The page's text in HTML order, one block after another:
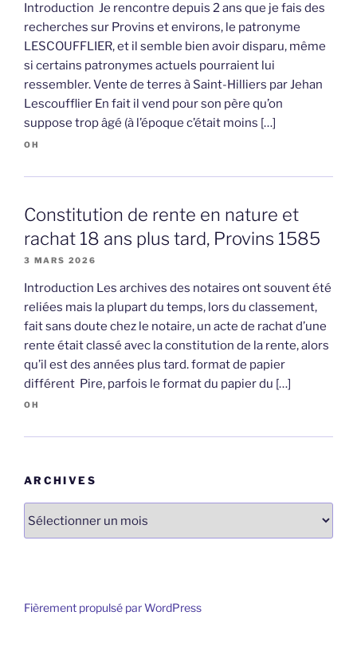
Introduction Je rencontre depuis 2 ans que je fais des
recherches sur Provins et environs, le patronyme
LESCOUFFLIER, et il semble bien avoir disparu, même
si certains patronymes actuels pourraient lui
ressembler. Vente de terres à Saint-Hilliers par Jehan
Lescoufflier En fait il vend pour son père qu’on
suppose trop âgé (à l’époque c’était moins […]
OH
Constitution de rente en nature et
rachat 18 ans plus tard, Provins 1585
3 MARS 2026
Introduction Les archives des notaires ont souvent été
reliées mais la plupart du temps, lors du classement,
fait sans doute chez le notaire, un acte de rachat d’une
rente était classé avec la constitution de la rente, alors
qu’il est des années plus tard. format de papier
différent Pire, parfois le format du papier du […]
OH
ARCHIVES
Fièrement propulsé par WordPress